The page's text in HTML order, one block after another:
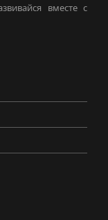
вместе с